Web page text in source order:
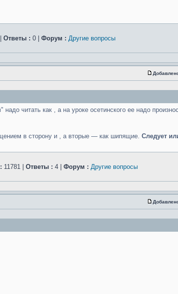
Ответы : 0 | Форум : Другие вопросы
читать как , а на уроке осетинского ее надо
в сторону и , а вторые — как шипящие. Следует
11781 | Ответы : 4 | Форум : Другие вопросы